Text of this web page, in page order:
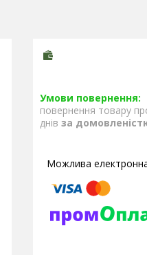
повернення товару
днів за